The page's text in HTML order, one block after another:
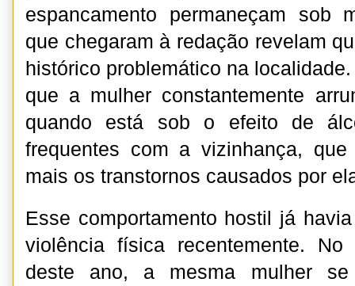
espancamento permaneçam sob
que chegaram à redação revelam
histórico problemático na
que a mulher constantemente
quando está sob o efeito de
frequentes com a vizinhança,
mais os transtornos causados por
Esse comportamento hostil já
violência física recentemente.
deste ano, a mesma mulher